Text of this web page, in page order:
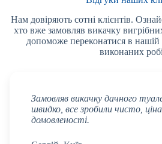
Нам довіряють сотні клієнтів.
хто вже замовляв викачку
допоможе переконатися в нашій
виконаних
Замовляв викачку дачного
швидко, все зробили чисто, ціна
домовленості.